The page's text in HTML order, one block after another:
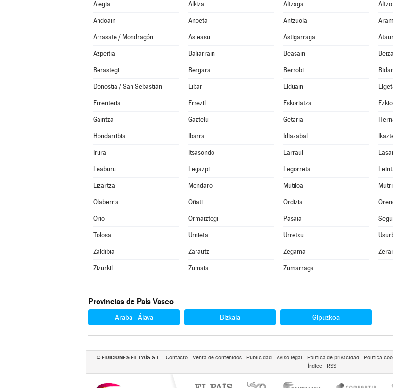
Alegia Alkiza Altzaga Altzo
Andoain Anoeta Antzuola
Arrasate / Mondragón Asteasu Astigarraga
Azpeitia Baliarrain Beasain
Berastegi Bergara Berrobi
Donostia / San Sebastián Eibar Elduain
Errenteria Errezil Eskoriatza
Gaintza Gaztelu Getaria
Hondarribia Ibarra Idiazabal
Irura Itsasondo Larraul
Leaburu Legazpi Legorreta
Lizartza Mendaro Mutiloa
Olaberria Oñati Ordizia
Orio Ormaiztegi Pasaia
Tolosa Urnieta Urretxu
Zaldibia Zarautz Zegama
Zizurkil Zumaia Zumarraga
Provincias de País Vasco
Araba - Álava Bizkaia Gipuzkoa
© EDICIONES EL PAÍS S.L. Contacto Venta de contenidos Publicidad Aviso legal Política de privacidad Política
Índice
RSS